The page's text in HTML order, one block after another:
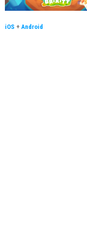
iOS + Android